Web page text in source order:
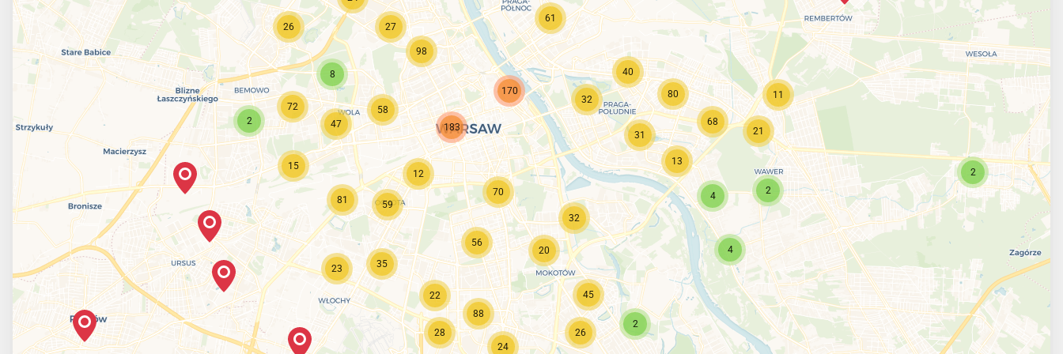
32
40
31
12
58
27
13
56
4
8
47
22
15
4
21
2
35
2
26
28
11
170
61
32
70
183
98
80
20
59
68
45
81
88
26
24
72
23
2
2